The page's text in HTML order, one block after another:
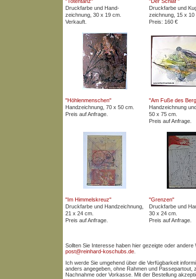
Druckfarbe und Hand-
zeichnung, 30 x 19 cm.
Verkauft.
Druckfarbe und
zeichnung, 15 x 10
Preis: 160 €
"Höhlenmenschen"
Handzeichnung, 70 x 50 cm.
Preis auf Anfrage.
"Am Fuße des
Handzeichnung
50 x 75 cm.
Preis auf Anfrage.
"Im Himmelskreuz"
Druckfarbe und Handzeichnung,
21 x 24 cm.
Preis auf Anfrage.
"Grenzen"
Druckfarbe und
30 x 24 cm.
Preis auf Anfrage.
Sollten Sie Interesse haben hier gezeigte oder
post@reinhard-koschubs.de
Ich werde Sie umgehend über die Verfügbarkeit
anders angegeben, ohne Rahmen und
Nachnahme oder Vorkasse. Mit der Bestellung